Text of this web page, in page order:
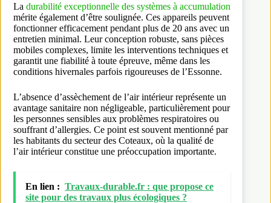
La durabilité exceptionnelle des systèmes à accumulation
mérite également d’être soulignée. Ces appareils peuvent
fonctionner efficacement pendant plus de 20 ans avec un
entretien minimal. Leur conception robuste, sans pièces
mobiles complexes, limite les interventions techniques et
garantit une fiabilité à toute épreuve, même dans les
conditions hivernales parfois rigoureuses de l’Essonne.
L’absence d’assèchement de l’air intérieur représente un
avantage sanitaire non négligeable, particulièrement pour
les personnes sensibles aux problèmes respiratoires ou
souffrant d’allergies. Ce point est souvent mentionné par
les habitants du secteur des Coteaux, où la qualité de
l’air intérieur constitue une préoccupation importante.
En lien : Travaux-durable.fr : que propose ce
site pour des travaux plus écologiques ?